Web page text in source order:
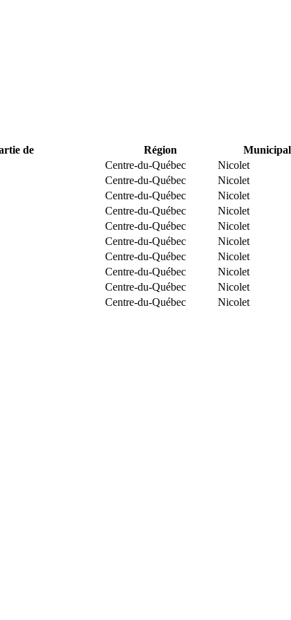
de Région
Centre-du-Québec
Nicolet
Centre-du-Québec
Nicolet
Centre-du-Québec
Nicolet
Centre-du-Québec
Nicolet
Centre-du-Québec
Nicolet
Centre-du-Québec
Nicolet
Centre-du-Québec
Nicolet
Centre-du-Québec
Nicolet
Centre-du-Québec
Nicolet
Centre-du-Québec Nicolet